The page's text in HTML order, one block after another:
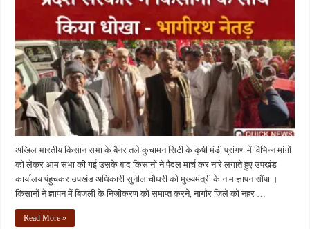
अखिल भारतीय किसान सभा के बैनर तले कुचामन सिटी के कृषी मंडी प्रांगण में विभिन्न मांगों
को लेकर आम सभा की गई उसके बाद किसानों ने पैदल मार्च कर नारे लगाते हुए उपखंड
कार्यालय पंहुचकर उपखंड अधिकारी सुनील चौधरी को मुख्यमंत्री के नाम ज्ञापन सौंपा ।
किसानों ने ज्ञापन में बिजली के निजीकरण को समाप्त करने, नागौर जिले को नहर …
Read More »